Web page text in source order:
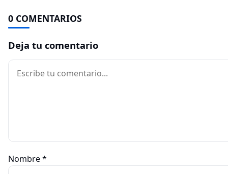
0 COMENTARIOS
Deja tu comentario
Comentario
Nombre*